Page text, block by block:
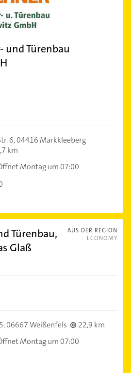
und Türenbau
6,04416 Markkleeberg
km
Montag um 07:00
AUS DER REGION
ECONOMY
Türenbau,
Glaß
06667 Weißenfels
22,9 km
Montag um 07:00